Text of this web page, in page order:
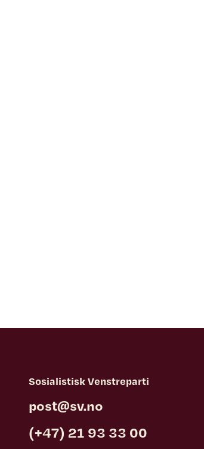
Sosialistisk Venstreparti
post@sv.no
(+47) 21 93 33 00